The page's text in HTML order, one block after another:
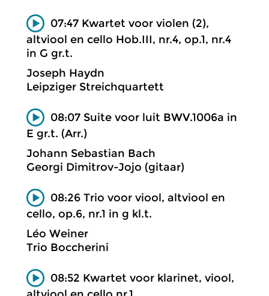
07:47 Kwartet voor violen (2),
altviool en cello Hob.III, nr.4, op.1, nr.4
in G gr.t.
Joseph Haydn
Leipziger Streichquartett
08:07 Suite voor luit BWV.1006a in
E gr.t. (Arr.)
Johann Sebastian Bach
Georgi Dimitrov-Jojo (gitaar)
08:26 Trio voor viool, altviool en
cello, op.6, nr.1 in g kl.t.
Léo Weiner
Trio Boccherini
08:52 Kwartet voor klarinet, viool,